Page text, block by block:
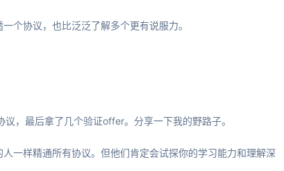
个协议，也比泛泛了解多个更有说服力。
，最后拿了几个验证offer。分享一下我的野路子。
一样精通所有协议。但他们肯定会试探你的学习能力和理解深